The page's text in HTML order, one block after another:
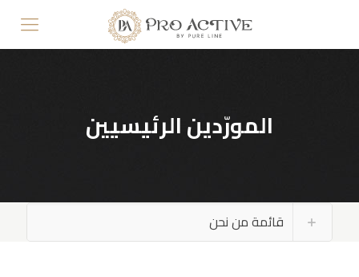
المورّدين الرئيسيين
قائمة من نحن